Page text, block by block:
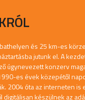
és 25 km-es
jutunk el. A
úgynevezett konzerv
es évek közepétől
2004 óta az interneten is
készülnek az